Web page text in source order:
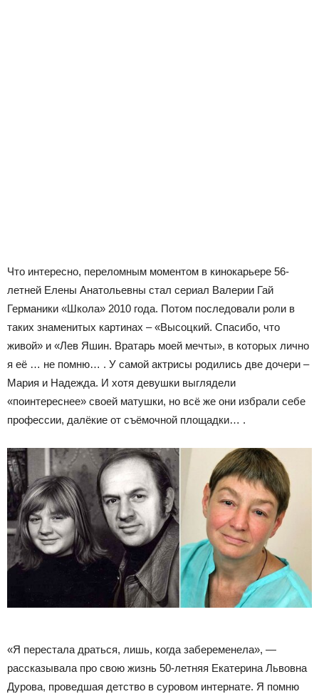
Что интересно, переломным моментом в кинокарьере 56-
летней Елены Анатольевны стал сериал Валерии Гай
Германики «Школа» 2010 года. Потом последовали роли в
таких знаменитых картинах – «Высоцкий. Спасибо, что
живой» и «Лев Яшин. Вратарь моей мечты», в которых лично
я её … не помню… . У самой актрисы родились две дочери –
Мария и Надежда. И хотя девушки выглядели
«поинтереснее» своей матушки, но всё же они избрали себе
профессии, далёкие от съёмочной площадки… .
«Я перестала драться, лишь, когда забеременела», —
рассказывала про свою жизнь 50-летняя Екатерина Львовна
Дурова, проведшая детство в суровом интернате. Я помню